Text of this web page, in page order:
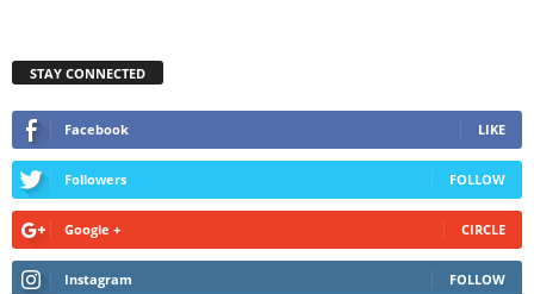
STAY CONNECTED
Facebook LIKE
Followers FOLLOW
Google + CIRCLE
Instagram FOLLOW